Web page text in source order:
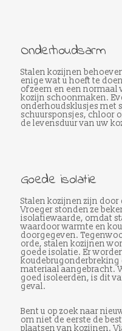
Onderhoudsarm
Stalen kozijnen
enige wat u hoeft te
of zeem en een
kozijn schoonmaken.
onderhoudsklusjes met
schuursponsjes, chloor
de levensduur van uw
Goede isolatie
Stalen kozijnen zijn door
Vroeger stonden ze
isolatiewaarde, omdat
waardoor warmte en
doorgegeven.
orde, stalen kozijnen
goede isolatie. Er
koudebrugonderbreking
materiaal aangebracht.
goed isoleerden, is dit
geval.
Bent u op zoek naar
om niet de eerste de
plaatsen van kozijnen.